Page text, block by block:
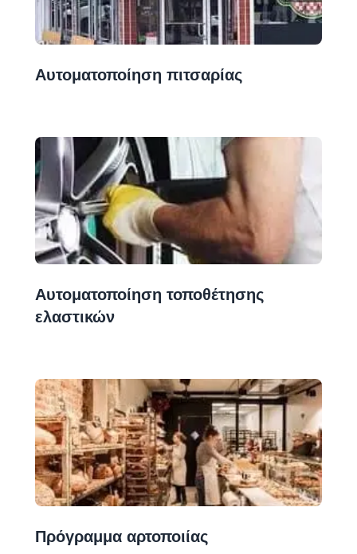
Αυτοματοποίηση πιτσαρίας
Αυτοματοποίηση τοποθέτησης
ελαστικών
Πρόγραμμα αρτοποιίας